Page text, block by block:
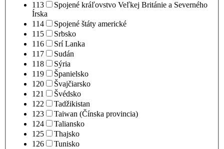
113
Spojené kráľovstvo Veľkej Británie a Severného
Írska
114
Spojené štáty americké
115
Srbsko
116
Srí Lanka
117
Sudán
118
Sýria
119
Španielsko
120
Švajčiarsko
121
Švédsko
122
Tadžikistan
123
Taiwan (Čínska provincia)
124
Taliansko
125
Thajsko
126
Tunisko